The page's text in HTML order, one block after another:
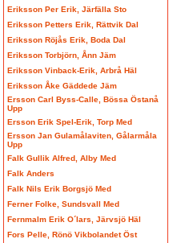
Eriksson Per Erik, Järfälla Sto
Eriksson Petters Erik, Rättvik Dal
Eriksson Röjås Erik, Boda Dal
Eriksson Torbjörn, Ånn Jäm
Eriksson Vinback-Erik, Arbrå Häl
Eriksson Åke Gäddede Jäm
Ersson Carl Byss-Calle, Bössa Östanå
Upp
Ersson Erik Spel-Erik, Torp Med
Ersson Jan Gulamålaviten, Gålarmåla
Upp
Falk Gullik Alfred, Alby Med
Falk Anders
Falk Nils Erik Borgsjö Med
Ferner Folke, Sundsvall Med
Fernmalm Erik O´lars, Järvsjö Häl
Fors Pelle, Rönö Vikbolandet Öst